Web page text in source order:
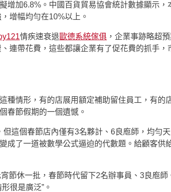
增加6.8%。中國百貨貿易協會統計數據顯示，
增幅均勻在10%以上。
情疾速衰退歐德系統傢俱 ，企業事跡略超
連帶花費，這些都讓企業有了促花費的抓手，
種情形，有的店展用額定補助留住員工，有的
春節假期的一個遺憾。
這個春節店內僅有3名夥計、6良庖師，均勻
成了一道被數學公式逼迫的代數題。給顧客供
節休一批，春節時代留下2名辦事員、3良庖師
很是廣泛”。